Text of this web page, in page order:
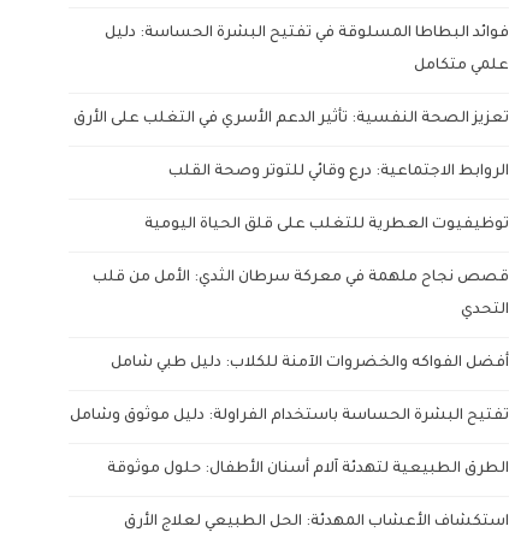
فوائد البطاطا المسلوقة في تفتيح البشرة الحساسة: دليل
علمي متكامل
تعزيز الصحة النفسية: تأثير الدعم الأسري في التغلب على الأرق
الروابط الاجتماعية: درع وقائي للتوتر وصحة القلب
توظيفيوت العطرية للتغلب على قلق الحياة اليومية
قصص نجاح ملهمة في معركة سرطان الثدي: الأمل من قلب
التحدي
أفضل الفواكه والخضروات الآمنة للكلاب: دليل طبي شامل
تفتيح البشرة الحساسة باستخدام الفراولة: دليل موثوق وشامل
الطرق الطبيعية لتهدئة آلام أسنان الأطفال: حلول موثوقة
استكشاف الأعشاب المهدئة: الحل الطبيعي لعلاج الأرق